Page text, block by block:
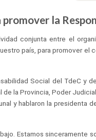
la
conjunta entre el
país, para promover
Social del TdeC y
la Provincia, Poder
y hablaron la presidenta
Estamos